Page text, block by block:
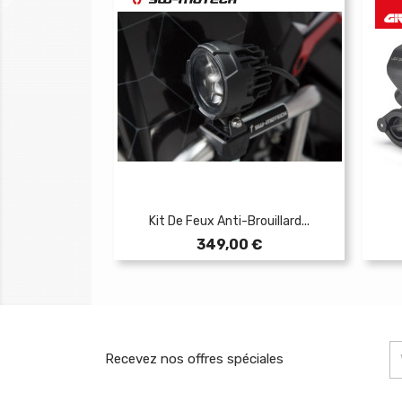
Kit De Feux Anti-Brouillard...
Prix
349,00 €
Recevez nos offres spéciales